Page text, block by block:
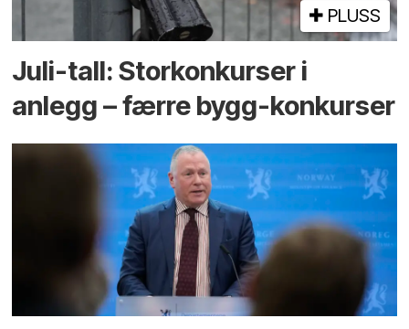
PLUSS
Juli-tall: Storkonkurser i
anlegg – færre bygg-konkurser